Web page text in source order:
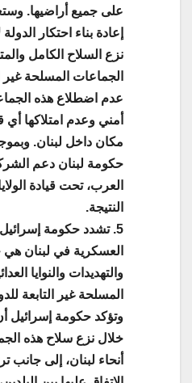
على جميع أراضيها.
إعادة بناء احتكار
نزع السلاح الكامل
الجماعات المسلحة غير
عدم اضطلاع هذه
أمني وعدم امتلاكها
مكان داخل لبنان.
حكومة لبنان دعم
العرب، تحت قيادة
النتيجة.
5. تشدد حكومة
العسكرية في لبنان
والتهديدات والنوايا
المسلحة غير التابعة
وتؤكد حكومة إسرائيل أن
خلال نزع سلاح هذه
أنحاء لبنان، إلى جانب